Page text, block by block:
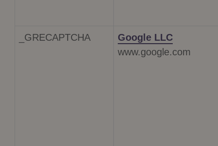
_GRECAPTCHA
Google LLC
www.google.com